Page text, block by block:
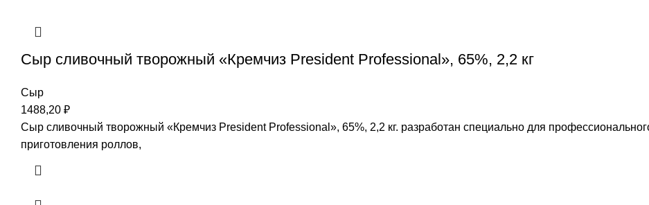
Сыр сливочный творожный «Кремчиз President Professional», 65%, 2,2 кг
Сыр
1488,20 ₽
Сыр сливочный творожный «Кремчиз President Professional», 65%, 2,2 кг. разработан специально для
приготовления роллов,